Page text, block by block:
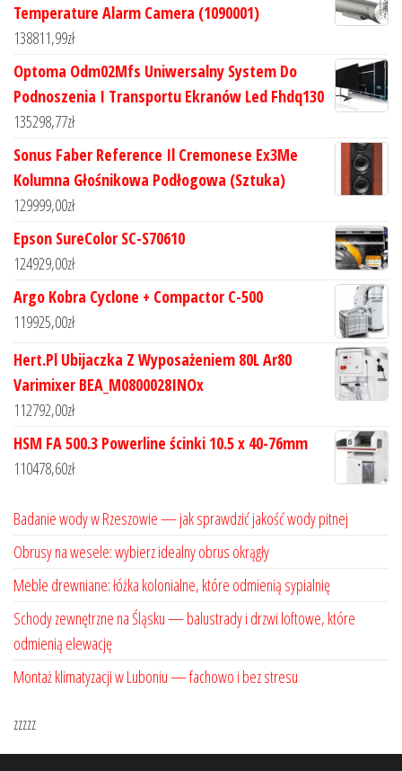
Temperature Alarm Camera (1090001)
138811,99zł
Optoma Odm02Mfs Uniwersalny System Do
Podnoszenia I Transportu Ekranów Led Fhdq130
135298,77zł
Sonus Faber Reference Il Cremonese Ex3Me
Kolumna Głośnikowa Podłogowa (Sztuka)
129999,00zł
Epson SureColor SC-S70610
124929,00zł
Argo Kobra Cyclone + Compactor C-500
119925,00zł
Hert.Pl Ubijaczka Z Wyposażeniem 80L Ar80
Varimixer BEA_M0800028INOx
112792,00zł
HSM FA 500.3 Powerline ścinki 10.5 x 40-76mm
110478,60zł
Badanie wody w Rzeszowie — jak sprawdzić jakość wody pitnej
Obrusy na wesele: wybierz idealny obrus okrągły
Meble drewniane: łóżka kolonialne, które odmienią sypialnię
Schody zewnętrzne na Śląsku — balustrady i drzwi loftowe, które
odmienią elewację
Montaż klimatyzacji w Luboniu — fachowo i bez stresu
zzzzz